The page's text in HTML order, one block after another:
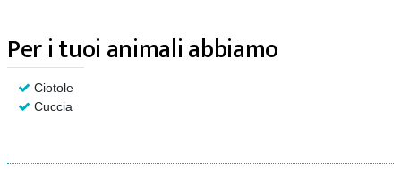
Per i tuoi animali abbiamo
Ciotole
Cuccia